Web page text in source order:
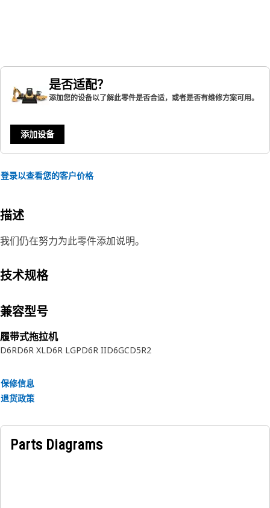
是否适配？
添加您的设备以了解此零件是否合适，或者是否有维修方案可用。
添加设备
登录以查看您的客户价格
描述
我们仍在努力为此零件添加说明。
技术规格
兼容型号
履带式拖拉机
D6RD6R XLD6R LGPD6R IID6GCD5R2
保修信息
退货政策
Parts Diagrams